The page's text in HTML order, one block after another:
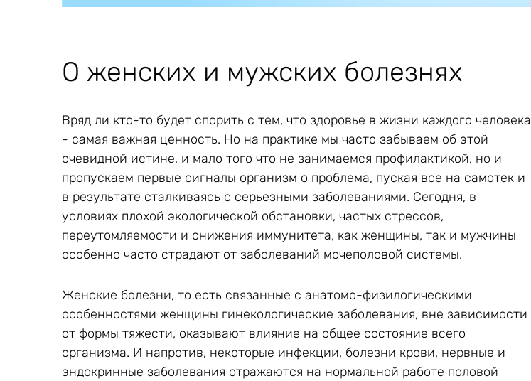
О женских и мужских болезнях
Вряд ли кто-то будет спорить с тем, что здоровье в жизни каждого человека
- самая важная ценность. Но на практике мы часто забываем об этой
очевидной истине, и мало того что не занимаемся профилактикой, но и
пропускаем первые сигналы организм о проблема, пуская все на самотек и
в результате сталкиваясь с серьезными заболеваниями. Сегодня, в
условиях плохой экологической обстановки, частых стрессов,
переутомляемости и снижения иммунитета, как женщины, так и мужчины
особенно часто страдают от заболеваний мочеполовой системы.
Женские болезни, то есть связанные с анатомо-физилогическими
особенностями женщины гинекологические заболевания, вне зависимости
от формы тяжести, оказывают влияние на общее состояние всего
организма. И напротив, некоторые инфекции, болезни крови, нервные и
эндокринные заболевания отражаются на нормальной работе половой